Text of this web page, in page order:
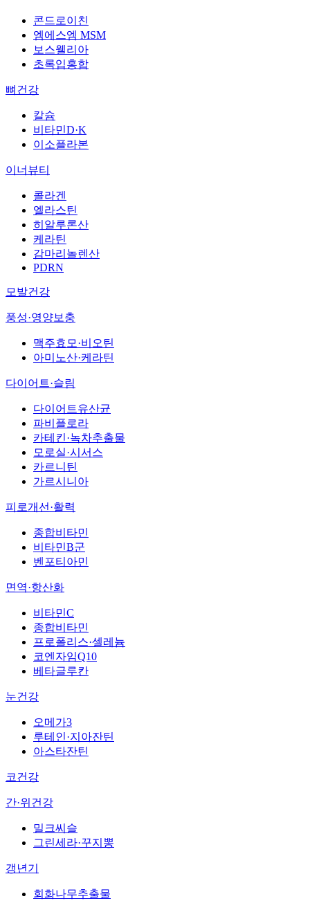
콘드로이친
엠에스엠 MSM
보스웰리아
초록입홍합
뼈건강
칼슘
비타민D·K
이소플라본
이너뷰티
콜라겐
엘라스틴
히알루론산
케라틴
감마리놀렌산
PDRN
모발건강
풍성·영양보충
맥주효모·비오틴
아미노산·케라틴
다이어트·슬림
다이어트유산균
파비플로라
카테킨·녹차추출물
모로실·시서스
카르니틴
가르시니아
피로개선·활력
종합비타민
비타민B군
벤포티아민
면역·항산화
비타민C
종합비타민
프로폴리스·셀레늄
코엔자임Q10
베타글루칸
눈건강
오메가3
루테인·지아잔틴
아스타잔틴
코건강
간·위건강
밀크씨슬
그린세라·꾸지뽕
갱년기
회화나무추출물